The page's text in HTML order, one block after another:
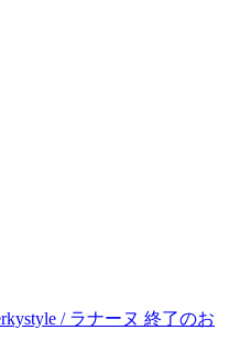
/ ラナーヌ 終了のお